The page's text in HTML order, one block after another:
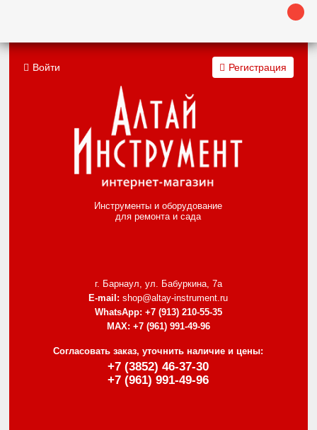
Инструменты и оборудование
для ремонта и сада
г. Барнаул, ул. Бабуркина, 7а
E-mail: shop@altay-instrument.ru
WhatsApp: +7 (913) 210-55-35
MAX: +7 (961) 991-49-96
Согласовать заказ, уточнить наличие и цены:
+7 (3852) 46-37-30
+7 (961) 991-49-96
Войти Регистрация